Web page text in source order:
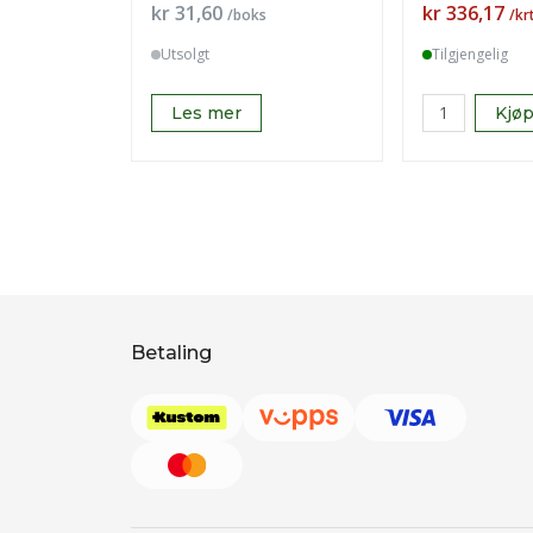
Pris
kr 31,60 /boks
Utsolgt
Les mer
Pris
kr 336,17 /
Tilgjengelig
Kjøp
Betaling